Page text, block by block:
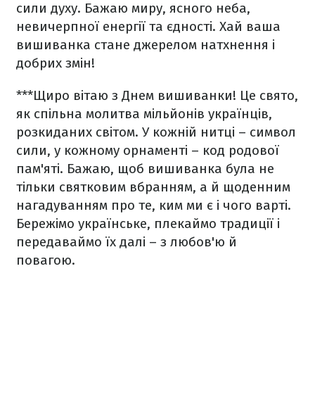
сили духу. Бажаю миру, ясного неба,
невичерпної енергії та єдності. Хай ваша
вишиванка стане джерелом натхнення і
добрих змін!
***Щиро вітаю з Днем вишиванки! Це свято,
як спільна молитва мільйонів українців,
розкиданих світом. У кожній нитці – символ
сили, у кожному орнаменті – код родової
пам'яті. Бажаю, щоб вишиванка була не
тільки святковим вбранням, а й щоденним
нагадуванням про те, ким ми є і чого варті.
Бережімо українське, плекаймо традиції і
передаваймо їх далі – з любов'ю й
повагою.